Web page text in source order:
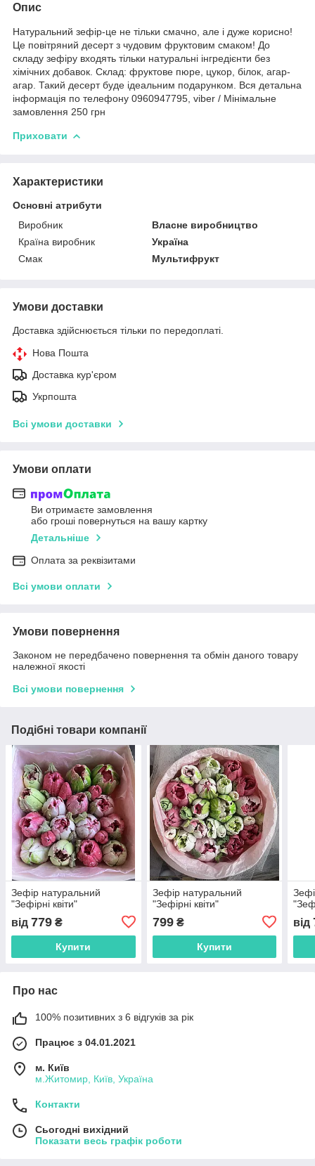
Опис
Натуральний зефір-це не тільки смачно, але і дуже корисно!
Це повітряний десерт з чудовим фруктовим смаком! До
складу зефіру входять тільки натуральні інгредієнти без
хімічних добавок. Склад: фруктове пюре, цукор, білок, агар-
агар. Такий десерт буде ідеальним подарунком. Вся детальна
інформація по телефону 0960947795, viber / Мінімальне
замовлення 250 грн
Приховати
Характеристики
Основні атрибути
Виробник
Власне виробництво
Країна виробник
Україна
Смак
Мультифрукт
Умови доставки
Доставка здійснюється тільки по передоплаті.
Нова Пошта
Доставка кур'єром
Укрпошта
Всі умови доставки
Умови оплати
Ви отримаєте замовлення
або гроші повернуться на вашу картку
Детальніше
Оплата за реквізитами
Всі умови оплати
Умови повернення
Законом не передбачено повернення та обмін даного товару
належної якості
Всі умови повернення
Подібні товари компанії
Зефір натуральний
"Зефірні квіти"
від 779 ₴
Купити
Зефір натуральний
"Зефірні квіти"
799₴
Купити
від
Про нас
100% позитивних з 6 відгуків за рік
Працює з 04.01.2021
м. Київ
м.Житомир, Київ, Україна
Контакти
Сьогодні вихідний
Показати весь графік роботи